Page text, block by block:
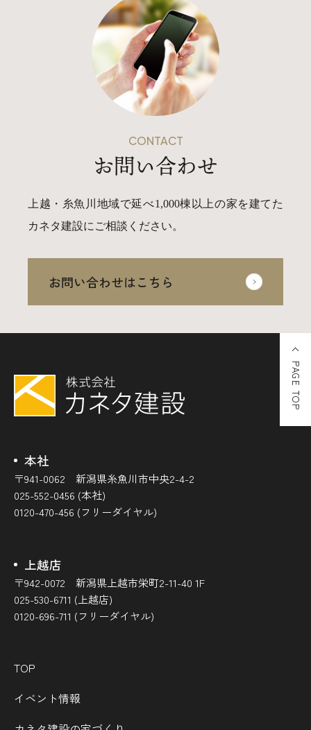
CONTACT
お問い合わせ
上越・糸魚川地域で延べ1,000棟以上の家を建てた
カネタ建設にご相談ください。
お問い合わせはこちら
本社
〒941-0062 新潟県糸魚川市中央2-4-2
025-552-0456 (本社)
0120-470-456 (フリーダイヤル)
上越店
〒942-0072 新潟県上越市栄町2-11-40 1F
025-530-6711 (上越店)
0120-696-711 (フリーダイヤル)
TOP
イベント情報
PAGE TOP